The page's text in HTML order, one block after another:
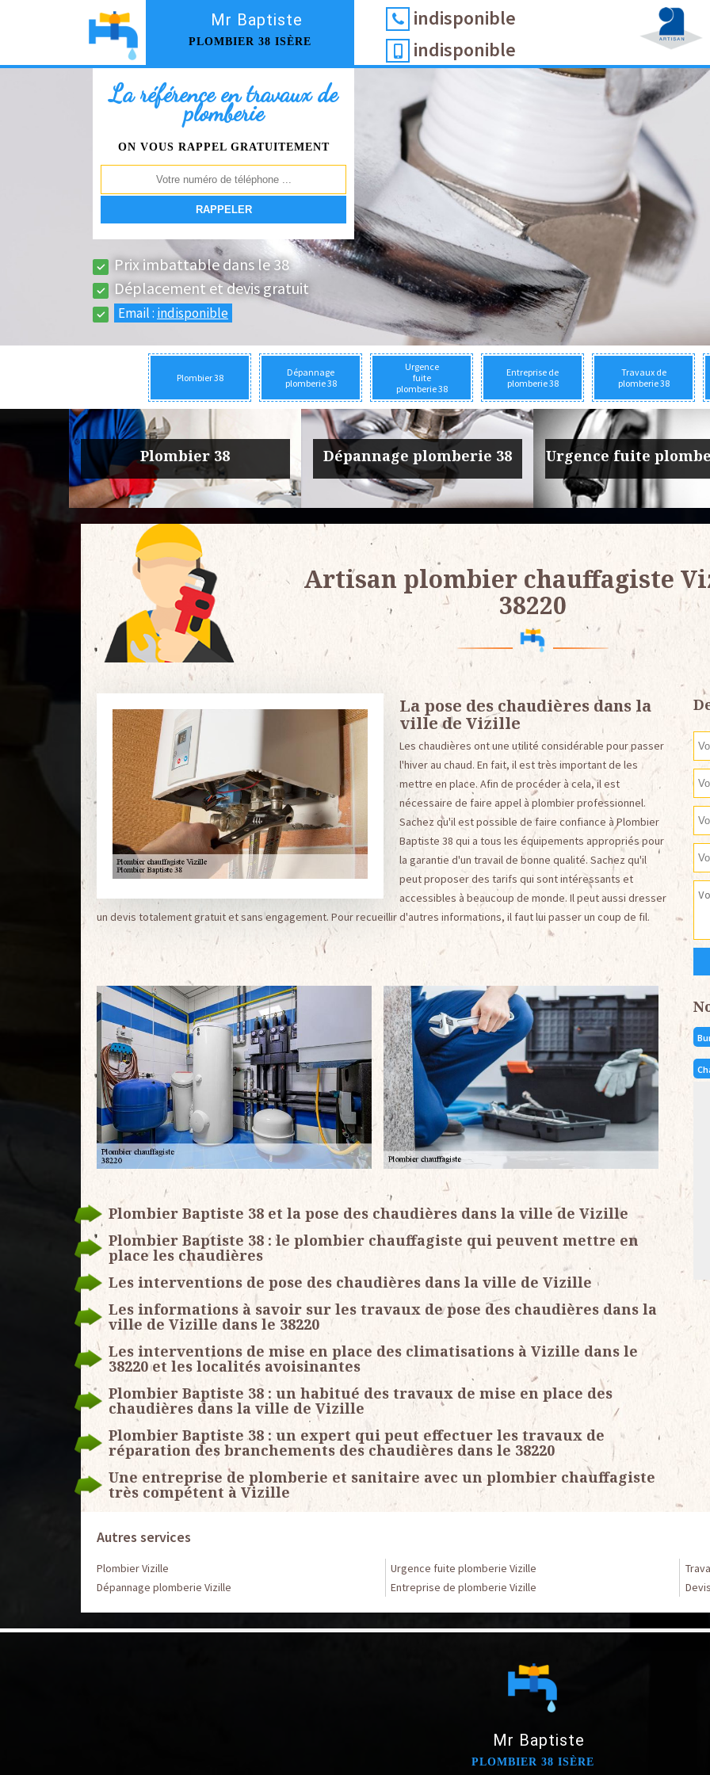
Mr Baptiste
PLOMBIER 38 ISÈRE
indisponible
indisponible
La référence en travaux de
plomberie
ON VOUS RAPPEL GRATUITEMENT
Prix imbattable dans le 38
Déplacement et devis gratuit
Email : indisponible
Plombier 38
Dépannage
plomberie 38
Urgence
fuite
plomberie 38
Entreprise de
plomberie 38
Travaux de
plomberie 38
Urgence fuite plomberie 38 Entreprise de plomberie 38 Travaux de
Artisan plombier chauffagiste
38220
La pose des chaudières dans la
ville de Vizille
Les chaudières ont une utilité considérable pour passer
l'hiver au chaud. En fait, il est très important de les
mettre en place. Afin de procéder à cela, il est
nécessaire de faire appel à plombier professionnel.
Sachez qu'il est possible de faire confiance à Plombier
Baptiste 38 qui a tous les équipements appropriés pour
la garantie d'un travail de bonne qualité. Sachez qu'il
peut proposer des tarifs qui sont intéressants et
accessibles à beaucoup de monde. Il peut aussi dresser
un devis totalement gratuit et sans engagement. Pour recueillir d'autres informations, il faut lui passer un coup de fil.
Plombier Baptiste 38 et la pose des chaudières dans la ville de Vizille
Plombier Baptiste 38 : le plombier chauffagiste qui peuvent mettre en
place les chaudières
Les interventions de pose des chaudières dans la ville de Vizille
Les informations à savoir sur les travaux de pose des chaudières dans la
ville de Vizille dans le 38220
Les interventions de mise en place des climatisations à Vizille dans le
38220 et les localités avoisinantes
Plombier Baptiste 38 : un habitué des travaux de mise en place des
chaudières dans la ville de Vizille
Plombier Baptiste 38 : un expert qui peut effectuer les travaux de
réparation des branchements des chaudières dans le 38220
Une entreprise de plomberie et sanitaire avec un plombier chauffagiste
très compétent à Vizille
Autres services
Plombier Vizille
Dépannage plomberie Vizille
Urgence fuite plomberie Vizille
Entreprise de plomberie Vizille
Mr Baptiste
PLOMBIER 38 ISÈRE